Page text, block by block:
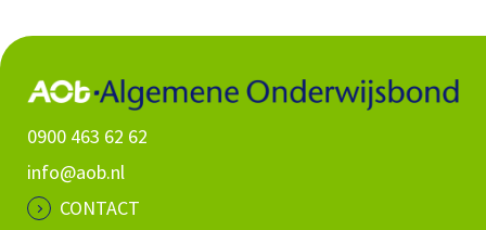
0900 463 62 62
info@aob.nl
CONTACT